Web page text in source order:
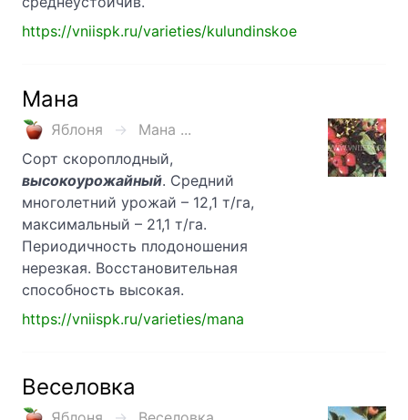
https://vniispk.ru/varieties/kulundinskoe
Мана
Яблоня
Мана ...
Сорт скороплодный,
высокоурожайный. Средний
многолетний урожай – 12,1 т/га,
максимальный – 21,1 т/га.
Периодичность плодоношения
нерезкая. Восстановительная
способность высокая.
https://vniispk.ru/varieties/mana
Веселовка